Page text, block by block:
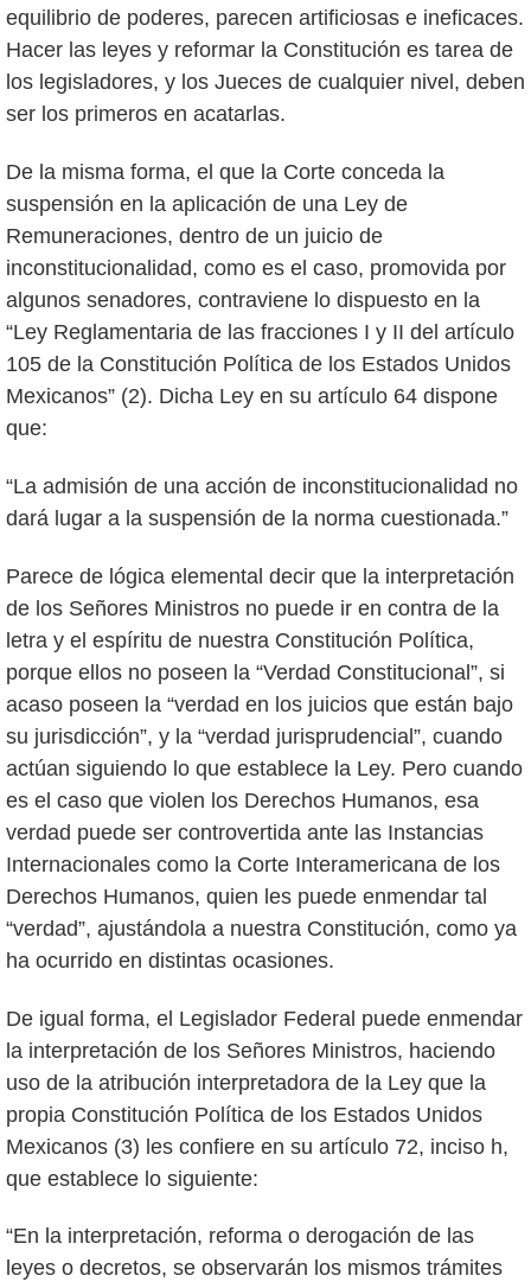
equilibrio de poderes, parecen artificiosas e ineficaces.
Hacer las leyes y reformar la Constitución es tarea de
los legisladores, y los Jueces de cualquier nivel, deben
ser los primeros en acatarlas.
De la misma forma, el que la Corte conceda la
suspensión en la aplicación de una Ley de
Remuneraciones, dentro de un juicio de
inconstitucionalidad, como es el caso, promovida por
algunos senadores, contraviene lo dispuesto en la
“Ley Reglamentaria de las fracciones I y II del artículo
105 de la Constitución Política de los Estados Unidos
Mexicanos” (2). Dicha Ley en su artículo 64 dispone
que:
“La admisión de una acción de inconstitucionalidad no
dará lugar a la suspensión de la norma cuestionada.”
Parece de lógica elemental decir que la interpretación
de los Señores Ministros no puede ir en contra de la
letra y el espíritu de nuestra Constitución Política,
porque ellos no poseen la “Verdad Constitucional”, si
acaso poseen la “verdad en los juicios que están bajo
su jurisdicción”, y la “verdad jurisprudencial”, cuando
actúan siguiendo lo que establece la Ley. Pero cuando
es el caso que violen los Derechos Humanos, esa
verdad puede ser controvertida ante las Instancias
Internacionales como la Corte Interamericana de los
Derechos Humanos, quien les puede enmendar tal
“verdad”, ajustándola a nuestra Constitución, como ya
ha ocurrido en distintas ocasiones.
De igual forma, el Legislador Federal puede enmendar
la interpretación de los Señores Ministros, haciendo
uso de la atribución interpretadora de la Ley que la
propia Constitución Política de los Estados Unidos
Mexicanos (3) les confiere en su artículo 72, inciso h,
que establece lo siguiente:
“En la interpretación, reforma o derogación de las
leyes o decretos, se observarán los mismos trámites